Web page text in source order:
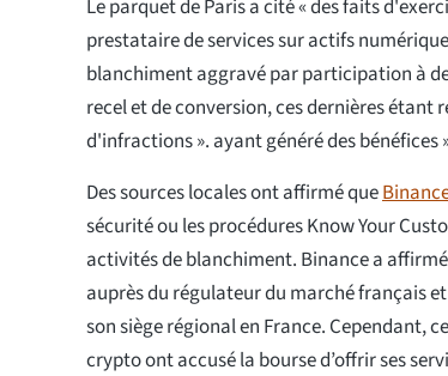
Le parquet de Paris a cité « des faits
prestataire de services sur actifs
blanchiment aggravé par participation à
recel et de conversion, ces dernières étant
d'infractions ». ayant généré des bénéfices
Des sources locales ont affirmé que
sécurité ou les procédures Know Your
activités de blanchiment. Binance a
auprès du régulateur du marché français
son siège régional en France. Cependant,
crypto ont accusé la bourse d’offrir ses